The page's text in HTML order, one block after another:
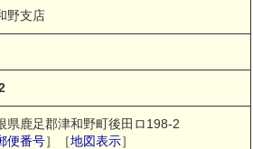
野支店
県鹿足郡津和野町後田ロ198-2
便番号］［地図表示］